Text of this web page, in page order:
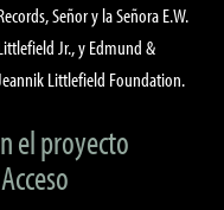
Señor y la Señora E.W.
Jr., y Edmund &
Littlefield Foundation.
el proyecto